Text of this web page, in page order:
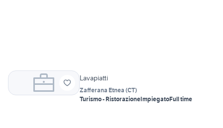
Lavapiatti
Zafferana Etnea (CT)
Turismo - RistorazioneImpiegatoFull time